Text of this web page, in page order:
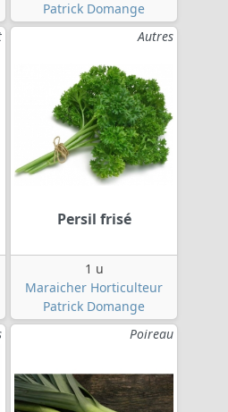
Patrick Domange
Autres
Persil frisé
1 u
Maraicher Horticulteur
Patrick Domange
Poireau